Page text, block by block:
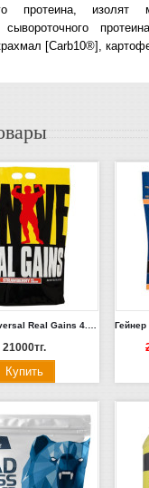
протеина, изолят
сывороточного
[Carb10®],
21000тг.